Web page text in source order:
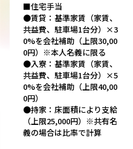
■住宅手当
●賃貸：基準家賃（家賃、
共益費、駐車場1台分）×3
0%を会社補助（上限30,00
0円）※本人名義に限る
●入寮：基準家賃（家賃、
共益費、駐車場1台分）×5
0%を会社補助（上限40,00
0円）
●持家：床面積により支給
（上限25,000円）※共有名
義の場合は比率で計算